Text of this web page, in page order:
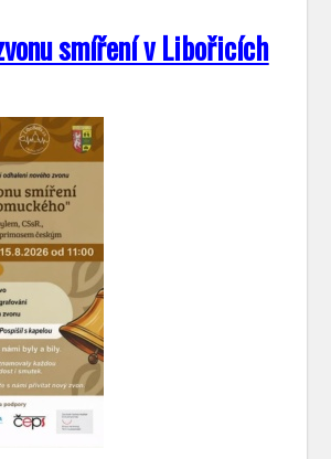
smíření v Libořicích